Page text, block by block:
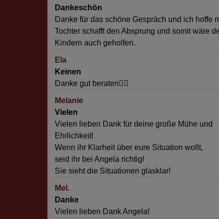
Dankeschön
Danke für das schöne Gespräch und ich hoffe
Tochter schafft den Absprung und somit wäre
Kindern auch geholfen.
Ela
Keinen
Danke gut beraten👍🏻
Melanie
Vielen
Vielen lieben Dank für deine große Mühe und
Ehrlichkeit!
Wenn ihr Klarheit über eure Situation wollt,
seid ihr bei Angela richtig!
Sie sieht die Situationen glasklar!
Mel.
Danke
Vielen lieben Dank Angela!